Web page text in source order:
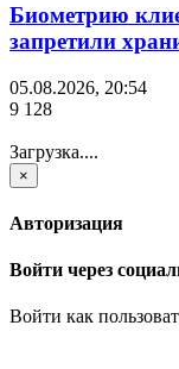
Биометрию
запретили
05.08.2026, 20:54
9 128
Загрузка....
×
Авторизация
Войти через
Войти как